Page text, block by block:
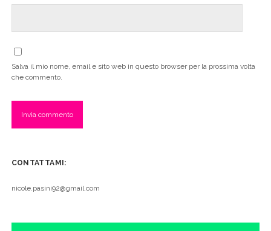
Salva il mio nome, email e sito web in questo browser per la prossima volta
che commento.
CONTATTAMI:
nicole.pasini92@gmail.com